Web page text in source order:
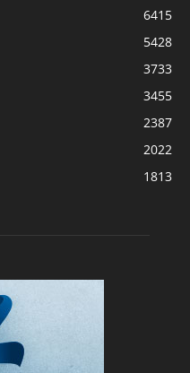
6415
5428
3733
3455
2387
2022
1813